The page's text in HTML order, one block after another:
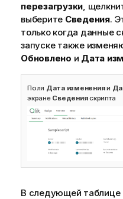
перезагрузки,
выберите Сведения.
только когда данные
запуске также
Обновлено и Дата
Поля Дата измененияи
экране Сведенияскрипта
В следующей таблице